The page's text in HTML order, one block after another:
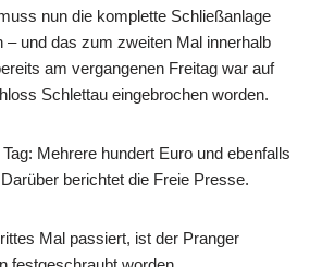
nun die komplette Schließanlage
– und das zum zweiten Mal innerhalb
am vergangenen Freitag war auf
Schlettau eingebrochen worden.
Mehrere hundert Euro und ebenfalls
berichtet die Freie Presse.
Mal passiert, ist der Pranger